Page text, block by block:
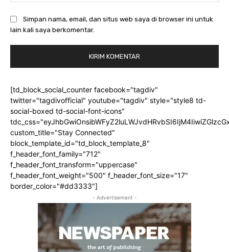
Simpan nama, email, dan situs web saya di browser ini untuk
lain kali saya berkomentar.
[td_block_social_counter facebook="tagdiv"
twitter="tagdivofficial" youtube="tagdiv" style="style8 td-
social-boxed td-social-font-icons"
custom_title="Stay Connected"
block_template_id="td_block_template_8"
f_header_font_family="712"
f_header_font_transform="uppercase"
f_header_font_weight="500" f_header_font_size="17"
border_color="#dd3333"]
- Advertisement -